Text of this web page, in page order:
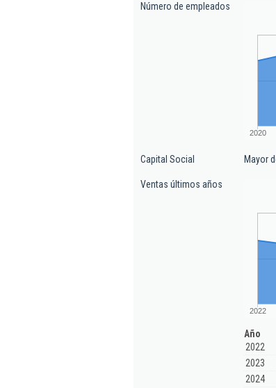
Número de empleados
2020
Capital Social Mayor
Ventas últimos años
2022
Año
2022
2023
2024